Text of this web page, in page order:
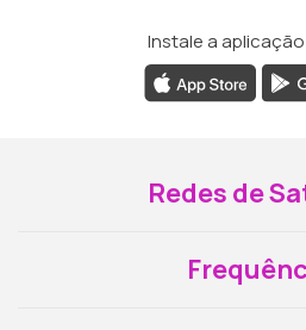
Instale a aplicação
Redes de